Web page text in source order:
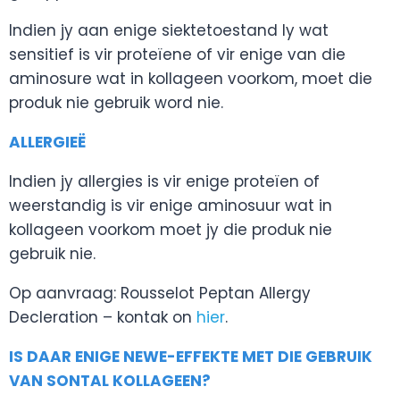
Indien jy aan enige siektetoestand ly wat
sensitief is vir proteïene of vir enige van die
aminosure wat in kollageen voorkom, moet die
produk nie gebruik word nie.
ALLERGIEË
Indien jy allergies is vir enige proteïen of
weerstandig is vir enige aminosuur wat in
kollageen voorkom moet jy die produk nie
gebruik nie.
Op aanvraag: Rousselot Peptan Allergy
Decleration – kontak on hier.
IS DAAR ENIGE NEWE-EFFEKTE MET DIE GEBRUIK
VAN SONTAL KOLLAGEEN?